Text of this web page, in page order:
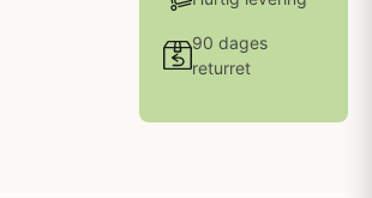
90 dages
returret